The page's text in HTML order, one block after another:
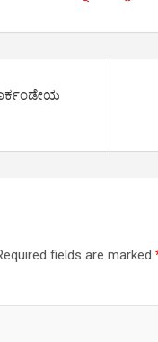
fields are marked